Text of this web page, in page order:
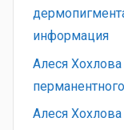
информация
Алеся Хохлова
Алеся Хохлова